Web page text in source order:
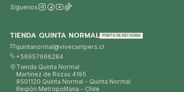
Síguenos
TIENDA QUINTA NORMAL PUNTO DE RECOGIDA
quintanormal@vivecampers.cl
+56957666284
Tienda Quinta Normal
Martínez de Rozas 4195
8501120 Quinta Normal - Quinta Normal
Región Metropolitana - Chile